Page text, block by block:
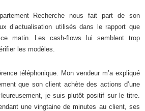
Recherche nous fait part de son
d’actualisation utilisés dans le rapport que
matin. Les cash-flows lui semblent trop
les modèles.
téléphonique. Mon vendeur m’a expliqué
que son client achète des actions d’une
je suis plutôt positif sur le titre.
une vingtaine de minutes au client, ses